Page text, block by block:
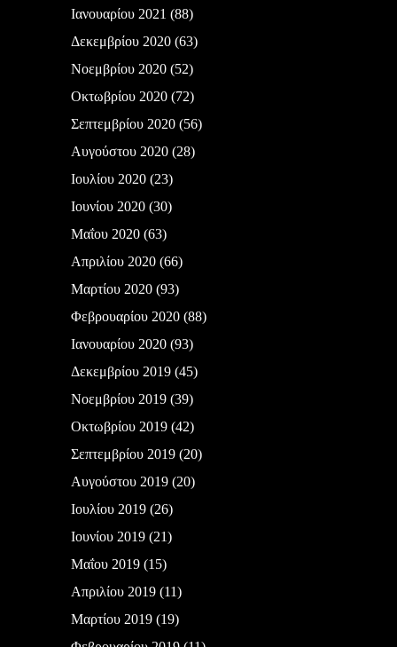
Ιανουαρίου 2021 (88)
Δεκεμβρίου 2020(63)
Νοεμβρίου 2020(52)
Οκτωβρίου 2020(72)
Σεπτεμβρίου 2020(56)
Αυγούστου 2020(28)
Ιουλίου 2020(23)
Ιουνίου 2020(30)
Μαΐου 2020(63)
Απριλίου 2020(66)
Μαρτίου 2020(93)
Φεβρουαρίου 2020(88)
Ιανουαρίου 2020(93)
Δεκεμβρίου 2019(45)
Νοεμβρίου 2019(39)
Οκτωβρίου 2019(42)
Σεπτεμβρίου 2019(20)
Αυγούστου 2019(20)
Ιουλίου 2019(26)
Ιουνίου 2019(21)
Μαΐου 2019(15)
Απριλίου 2019(11)
Μαρτίου 2019(19)